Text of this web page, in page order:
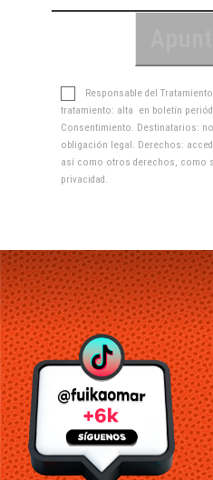
Responsable del
tratamiento: alta en boletín
Consentimiento. Destinatarios:
obligación legal. Derechos:
así como otros derechos, como
privacidad .